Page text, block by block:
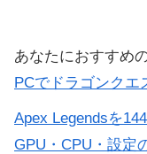
あなたにおすすめ
PCでドラゴンクエ
Apex Legendsを
GPU・CPU・設定